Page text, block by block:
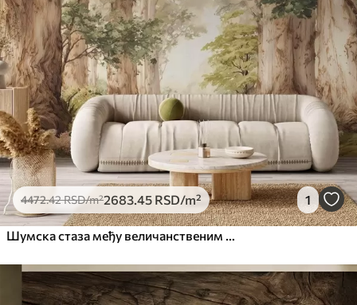
4472.42RSD/m²2683.45 RSD/m² 1
Шумска стаза међу величанственим дрвећем у акварелном стилу